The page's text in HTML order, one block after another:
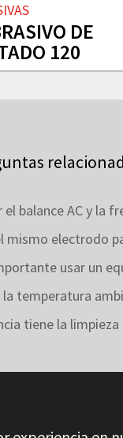
DE
120
balance AC y la
mismo electrodo
usar un
la temperatura
tiene la